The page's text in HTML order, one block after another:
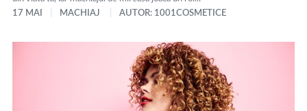
17 MAI
MACHIAJ AUTOR: 1001COSMETICE